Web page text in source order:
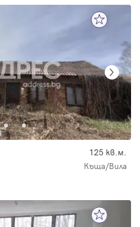
125 кв.м.
Къща/Вила